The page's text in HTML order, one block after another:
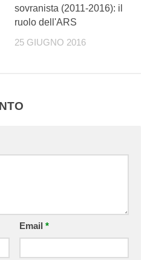
sovranista (2011-2016): il
ruolo dell'ARS
25 GIUGNO 2016
Email *